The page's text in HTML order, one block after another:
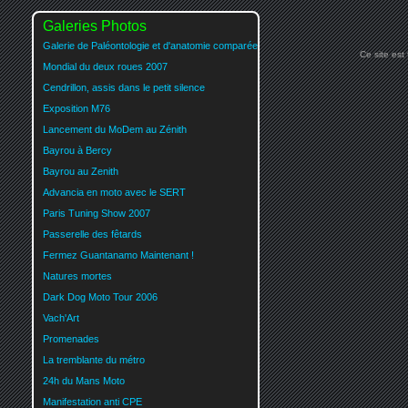
Galeries Photos
Galerie de Paléontologie et d'anatomie comparée
Mondial du deux roues 2007
Cendrillon, assis dans le petit silence
Exposition M76
Lancement du MoDem au Zénith
Bayrou à Bercy
Bayrou au Zenith
Advancia en moto avec le SERT
Paris Tuning Show 2007
Passerelle des fêtards
Fermez Guantanamo Maintenant !
Natures mortes
Dark Dog Moto Tour 2006
Vach'Art
Promenades
La tremblante du métro
24h du Mans Moto
Manifestation anti CPE
Ce site est